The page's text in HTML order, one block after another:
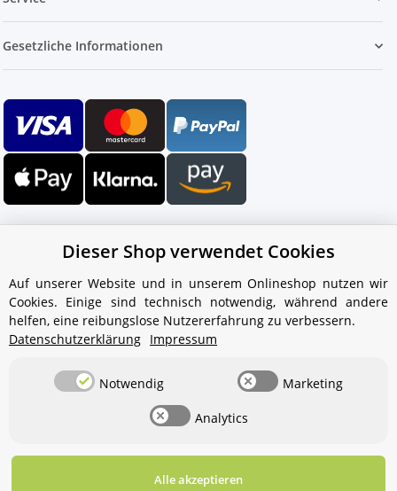
Gesetzliche Informationen
Ihr WhatsApp-Kontakt zum
Service Team
von Aquintos-Wasseraufbereitung
Hallo und herzlich willkommen
Wasseraufbereitung Wie darf ich
Ihnen behilflich sein?
Dieser Shop verwendet Cookies
Auf unserer Website und in unserem Onlineshop nutzen wir
Cookies. Einige sind technisch notwendig, während andere
helfen, eine reibungslose Nutzererfahrung zu verbessern.
Datenschutzerklärung Impressum
Notwendig Marketing
Analytics
Alle akzeptieren